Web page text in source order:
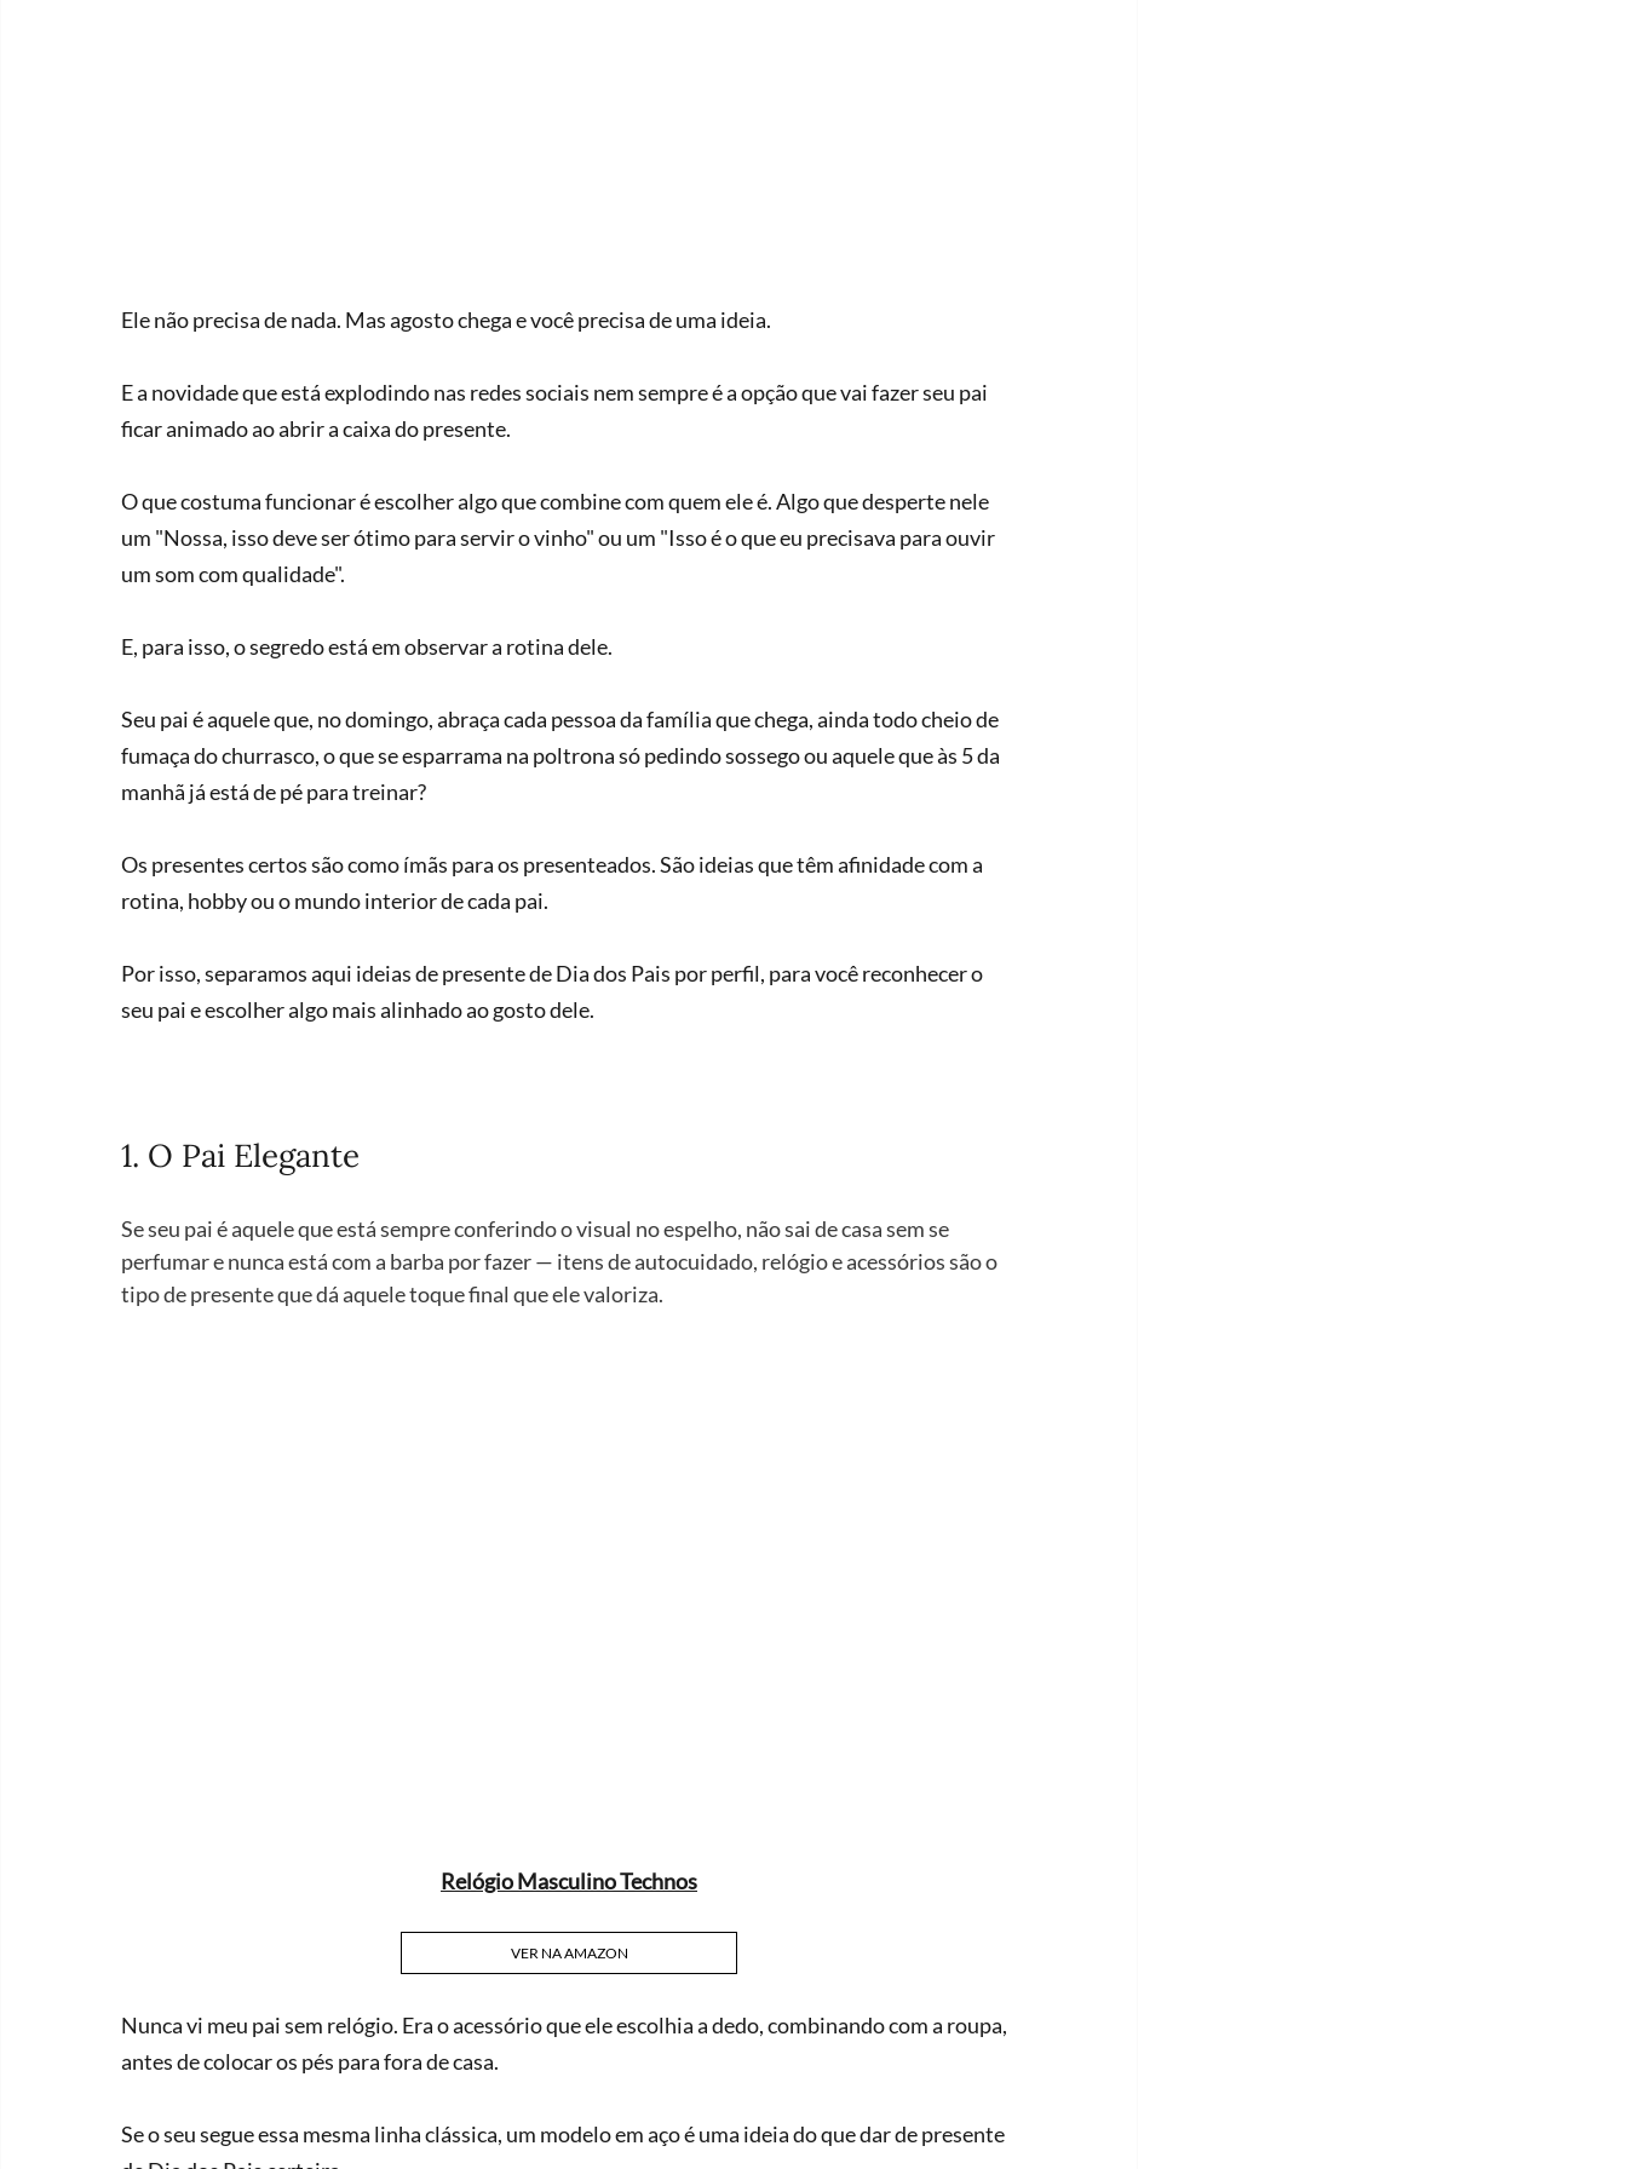
Ele não precisa de nada. Mas agosto chega e você precisa de uma ideia.
E a novidade que está explodindo nas redes sociais nem sempre é a opção que vai fazer seu pai
ficar animado ao abrir a caixa do presente.
O que costuma funcionar é escolher algo que combine com quem ele é. Algo que desperte nele
um "Nossa, isso deve ser ótimo para servir o vinho" ou um "Isso é o que eu precisava para ouvir
um som com qualidade".
E, para isso, o segredo está em observar a rotina dele.
Seu pai é aquele que, no domingo, abraça cada pessoa da família que chega, ainda todo cheio de
fumaça do churrasco, o que se esparrama na poltrona só pedindo sossego ou aquele que às 5 da
manhã já está de pé para treinar?
Os presentes certos são como ímãs para os presenteados. São ideias que têm afinidade com a
rotina, hobby ou o mundo interior de cada pai.
Por isso, separamos aqui ideias de presente de Dia dos Pais por perfil, para você reconhecer o
seu pai e escolher algo mais alinhado ao gosto dele.
1. O Pai Elegante
Se seu pai é aquele que está sempre conferindo o visual no espelho, não sai de casa sem se
perfumar e nunca está com a barba por fazer — itens de autocuidado, relógio e acessórios são o
tipo de presente que dá aquele toque final que ele valoriza.
Relógio Masculino Technos
VER NA AMAZON
Nunca vi meu pai sem relógio. Era o acessório que ele escolhia a dedo, combinando com a roupa,
antes de colocar os pés para fora de casa.
Se o seu segue essa mesma linha clássica, um modelo em aço é uma ideia do que dar de presente